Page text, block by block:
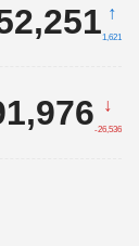
↑
1,621
↓
-26,536